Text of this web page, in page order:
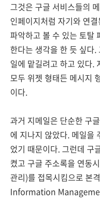
그것은 구글 서비스들의
인페이지처럼 자기와 연
파악하고 볼 수 있는 토탈
한다는 생각을 한 듯 싶다
일에 맡길려고 하고 있다.
모두 위젯 형태든 메시지
이다.
과거 지메일은 단순한 구
에 지나지 않았다. 메일을
었기 때문이다. 그런데 구
켰고 구글 주소록을 연동
관리)를 접목시킴으로 본
Information